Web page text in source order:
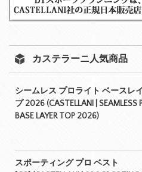
カステラーニ人気商品
シームレス プロライト ベースレ
プ 2026 (CASTELLANI | SEAMLESS
BASE LAYER TOP 2026)
スポーティング プロ ベスト